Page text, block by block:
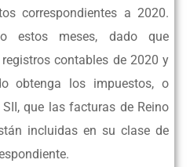
correspondientes a 2020.
estos meses, dado que
contables de 2020 y
obtenga los impuestos, o
que las facturas de Reino
incluidas en su clase de